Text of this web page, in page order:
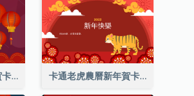
中國傳統新年慶祝賀卡 卡通老虎農曆新年賀卡